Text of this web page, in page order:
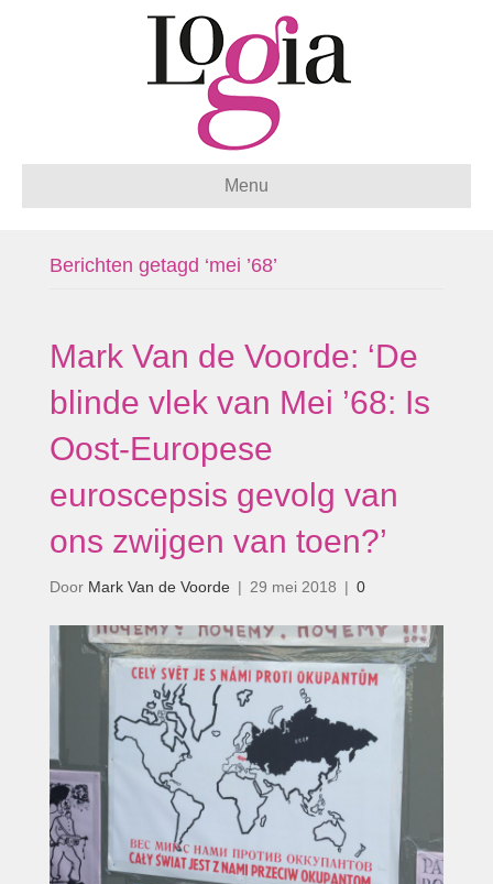
Menu
Berichten getagd ‘mei ’68’
Mark Van de Voorde: ‘De
blinde vlek van Mei ’68: Is
Oost-Europese
euroscepsis gevolg van
ons zwijgen van toen?’
Door Mark Van de Voorde | 29 mei 2018 | 0